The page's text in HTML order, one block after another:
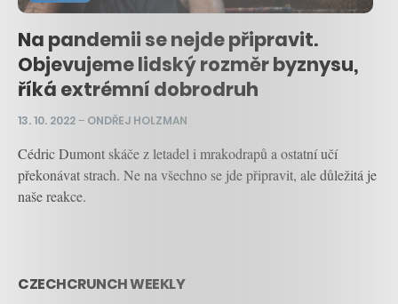
Na pandemii se nejde připravit.
Objevujeme lidský rozměr byznysu,
říká extrémní dobrodruh
13. 10. 2022– ONDŘEJ HOLZMAN
Cédric Dumont skáče z letadel i mrakodrapů a ostatní učí
překonávat strach. Ne na všechno se jde připravit, ale důležitá je
naše reakce.
CZECHCRUNCH WEEKLY